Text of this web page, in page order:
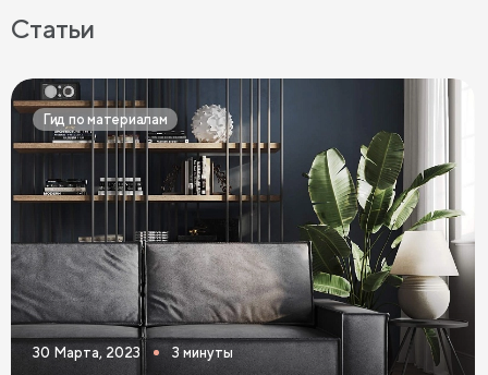
Фиолетовые диваны Оранжевые диваны
Желтые диваны Красные диваны
Диваны шириной 110 см Раскладные диваны
Диваны в скандинавском стиле Диваны в стиле лофт
Белые диваны Бежевые диваны Зеленые диваны
Голубые диваны Выдвижные диваны
Диваны Пантограф Диваны Аккордеон
Статьи
Гид по материалам
30 Марта, 2023 3 минуты